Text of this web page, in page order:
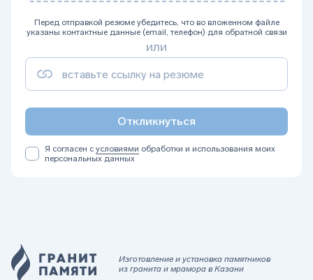
Перед отправкой резюме убедитесь, что во вложенном файле
указаны контактные данные (email, телефон) для обратной связи
или
Откликнуться
Я согласен с условиями обработки и использования моих
персональных данных
Изготовление и установка памятников
из гранита и мрамора в Казани